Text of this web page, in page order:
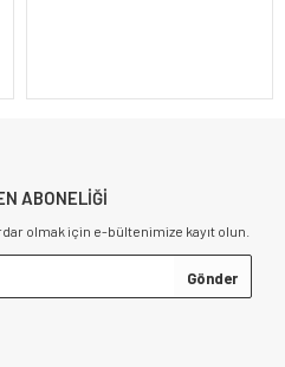
ABONELİĞİ
olmak için e-bültenimize kayıt olun.